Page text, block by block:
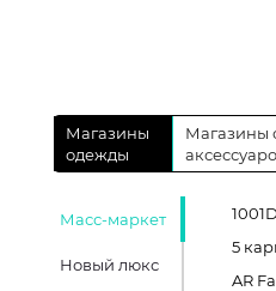
Магазины
одежды
Магазины
Масс-маркет
Новый люкс
5
AR